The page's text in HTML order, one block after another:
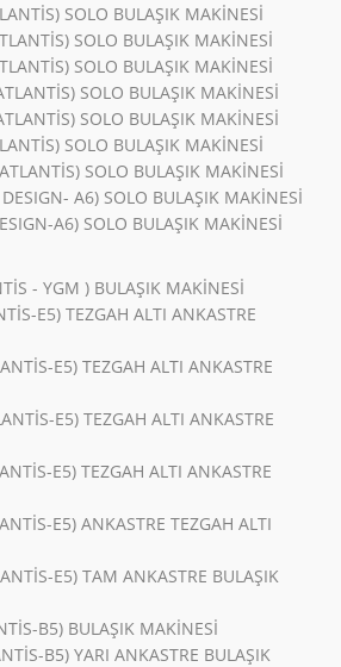
SOLO BULAŞIK MAKİNESİ
SOLO BULAŞIK MAKİNESİ
SOLO BULAŞIK MAKİNESİ
SOLO BULAŞIK MAKİNESİ
SOLO BULAŞIK MAKİNESİ
SOLO BULAŞIK MAKİNESİ
SOLO BULAŞIK MAKİNESİ
A6) SOLO BULAŞIK MAKİNESİ
A6) SOLO BULAŞIK MAKİNESİ
- YGM ) BULAŞIK MAKİNESİ
E5) TEZGAH ALTI ANKASTRE
E5) TEZGAH ALTI ANKASTRE
E5) TEZGAH ALTI ANKASTRE
E5) TEZGAH ALTI ANKASTRE
E5) ANKASTRE TEZGAH ALTI
E5) TAM ANKASTRE BULAŞIK
B5) BULAŞIK MAKİNESİ
B5) YARI ANKASTRE BULAŞIK